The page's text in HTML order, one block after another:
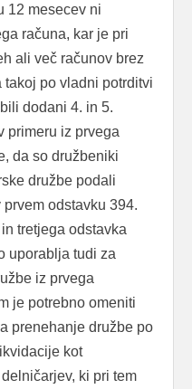
12 mesecev ni
računa, kar je pri
ali več računov brez
po vladni potrditvi
dodani 4. in 5.
primeru iz prvega
da so družbeniki
družbe podali
odstavku 394.
tretjega odstavka
uporablja tudi za
iz prvega
je potrebno omeniti
prenehanje družbe po
kot
ki pri tem